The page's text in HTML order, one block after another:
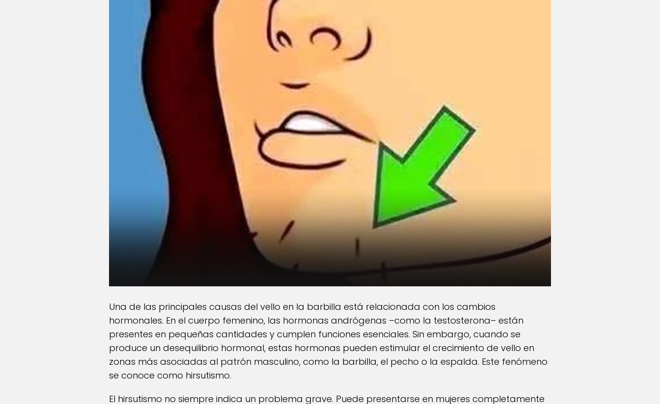
Una de las principales causas del vello en la barbilla está relacionada con los cambios
hormonales. En el cuerpo femenino, las hormonas andrógenas –como la testosterona– están
presentes en pequeñas cantidades y cumplen funciones esenciales. Sin embargo, cuando se
produce un desequilibrio hormonal, estas hormonas pueden estimular el crecimiento de vello en
zonas más asociadas al patrón masculino, como la barbilla, el pecho o la espalda. Este fenómeno
se conoce como hirsutismo.
El hirsutismo no siempre indica un problema grave. Puede presentarse en mujeres completamente